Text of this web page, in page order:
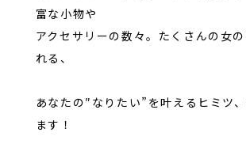
富な小物や
アクセサリーの数々。たくさんの女
れる、
あなたの″なりたい”を叶えるヒミツ
ます！